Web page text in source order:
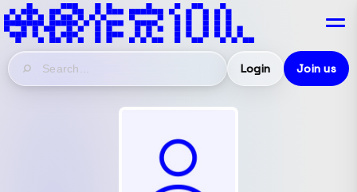
Login Join us